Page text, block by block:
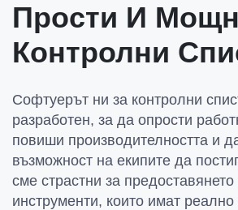
Прости И
Контролни
Софтуерът ни за контролни
разработен, за да опрости
повиши производителността и
възможност на екипите да
сме страстни за
инструменти, които имат реално